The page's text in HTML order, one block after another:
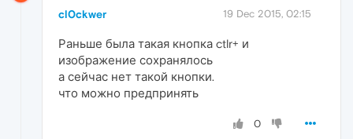
cl0ckwer 19 Dec 2015, 02:15
Раньше была такая кнопка ctlr+ и
изображение сохранялось
а сейчас нет такой кнопки.
что можно предпринять
0